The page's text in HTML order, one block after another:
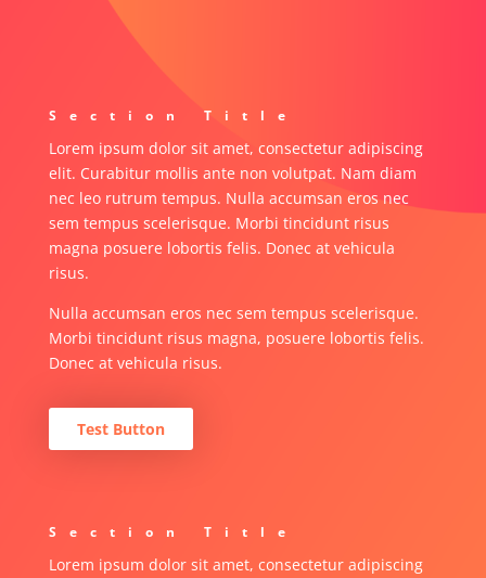
Section Title
Lorem ipsum dolor sit amet, consectetur adipiscing
elit. Curabitur mollis ante non volutpat. Nam diam
nec leo rutrum tempus. Nulla accumsan eros nec
sem tempus scelerisque. Morbi tincidunt risus
magna posuere lobortis felis. Donec at vehicula
risus.
Nulla accumsan eros nec sem tempus scelerisque.
Morbi tincidunt risus magna, posuere lobortis felis.
Donec at vehicula risus.
Test Button
Section Title
Lorem ipsum dolor sit amet, consectetur adipiscing